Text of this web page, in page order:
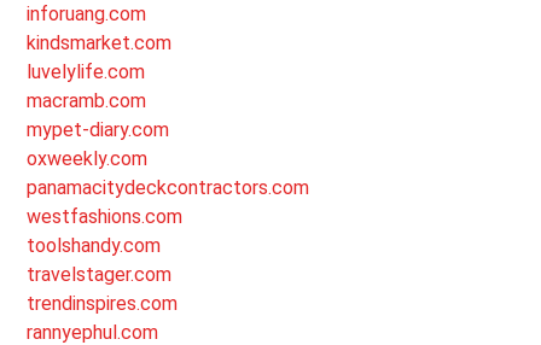
inforuang.com
kindsmarket.com
luvelylife.com
macramb.com
mypet-diary.com
oxweekly.com
panamacitydeckcontractors.com
westfashions.com
toolshandy.com
travelstager.com
trendinspires.com
rannyephul.com